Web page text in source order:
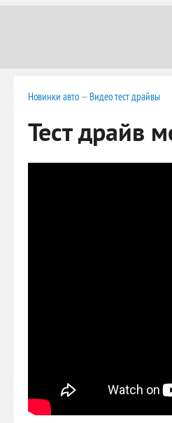
Новинки авто — Видео тест драйвы
Тест драйв